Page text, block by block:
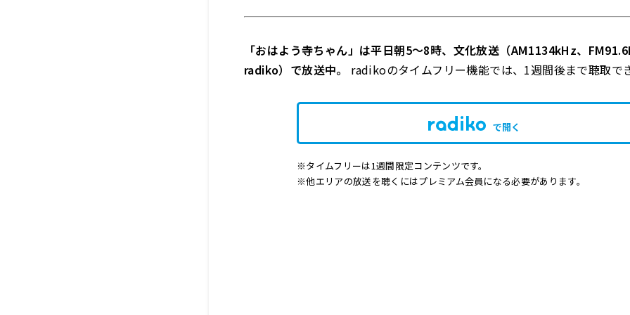
「おはよう寺ちゃん」は平日朝5～8時、文化放送（AM1134kHz、
radiko）で放送中。 radikoのタイムフリー機能では、1週間後まで聴取でき
で開く
※タイムフリーは1週間限定コンテンツです。
※他エリアの放送を聴くにはプレミアム会員になる必要があります。